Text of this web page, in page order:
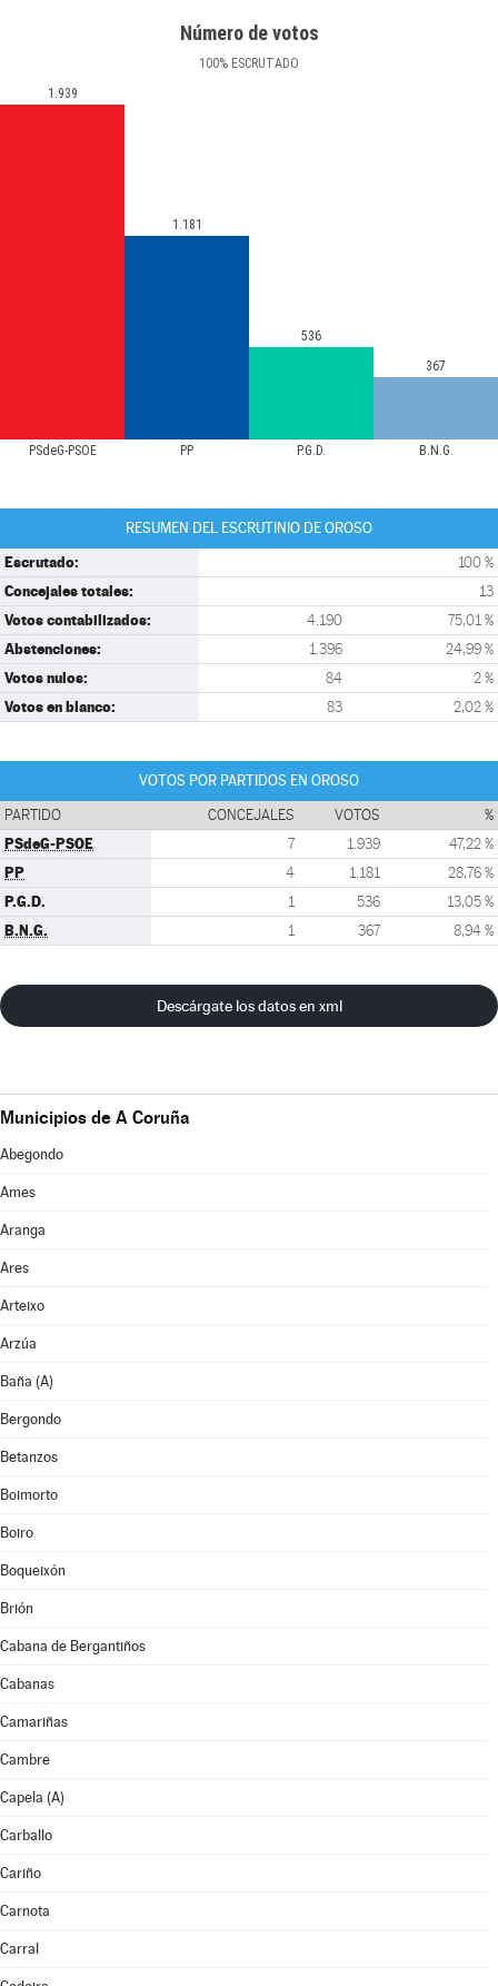
Número de votos
100% ESCRUTADO
PSdeG-PSOE PP P.G.D. B.N.G.
1.939
1.181
536
367
RESUMEN DEL ESCRUTINIO DE OROSO
Escrutado: 100 %
Concejales totales: 13
Votos contabilizados: 4.190 75,01 %
Abstenciones: 1.396 24,99 %
Votos nulos: 84 2 %
Votos en blanco: 83 2,02 %
VOTOS POR PARTIDOS EN OROSO
PARTIDO CONCEJALES VOTOS %
PSdeG-PSOE 7 1.939 47,22 %
PP 4 1.181 28,76 %
P.G.D. 1 536 13,05 %
B.N.G. 1 367 8,94 %
Descárgate los datos en xml
Municipios de A Coruña
Abegondo
Ames
Aranga
Ares
Arteixo
Arzúa
Baña (A)
Bergondo
Betanzos
Boimorto
Boiro
Boqueixón
Brión
Cabana de Bergantiños
Cabanas
Camariñas
Cambre
Capela (A)
Carballo
Cariño
Carnota
Carral